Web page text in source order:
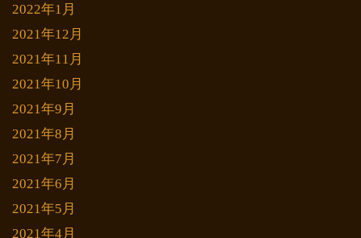
2022年1月
2021年12月
2021年11月
2021年10月
2021年9月
2021年8月
2021年7月
2021年6月
2021年5月
2021年4月